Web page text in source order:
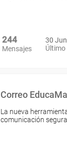
244
Mensajes
30
Último
Correo
La nueva
comunicación